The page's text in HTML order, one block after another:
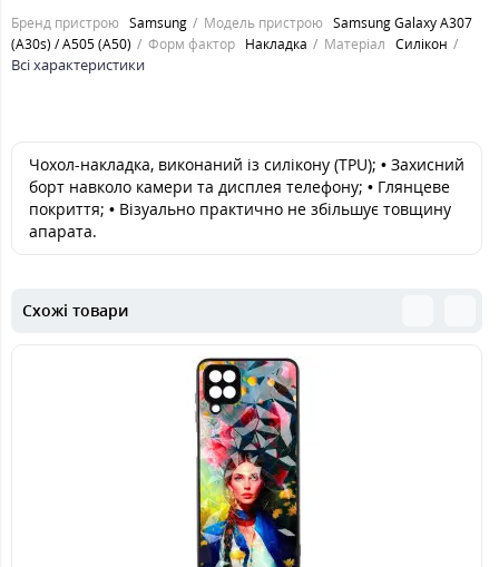
Бренд пристрою Samsung Модель пристрою Samsung Galaxy A307
(A30s) / A505 (A50)
Форм фактор Накладка Матеріал Силікон
Всі характеристики
Чохол-накладка, виконаний із силікону (TPU); • Захисний
борт навколо камери та дисплея телефону; • Глянцеве
покриття; • Візуально практично не збільшує товщину
апарата.
Схожі товари